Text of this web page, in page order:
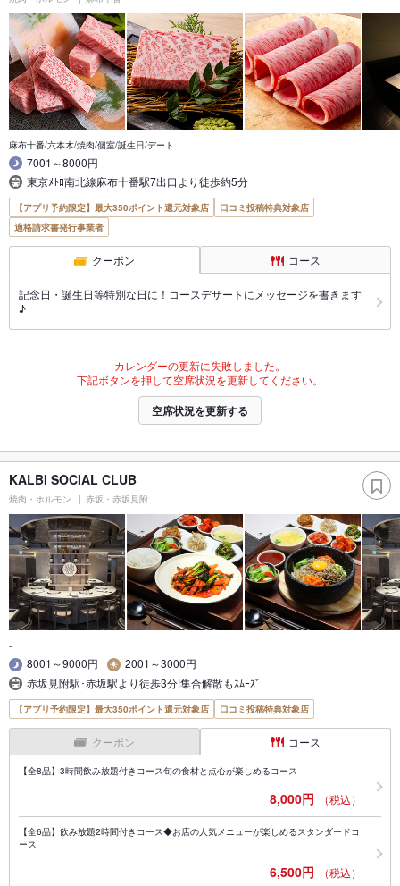
麻布十番/六本木/焼肉/個室/誕生日/デート
7001～8000円
東京ﾒﾄﾛ南北線麻布十番駅7出口より徒歩約5分
【アプリ予約限定】最大350ポイント還元対象店
口コミ投稿特典対象店
適格請求書発行事業者
クーポン コース
記念日・誕生日等特別な日に！コースデザートにメッセージを書きます
♪
カレンダーの更新に失敗しました。
下記ボタンを押して空席状況を更新してください。
空席状況を更新する
KALBI SOCIAL CLUB
焼肉・ホルモン 赤坂・赤坂見附
-
8001～9000円
2001～3000円
赤坂見附駅･赤坂駅より徒歩3分!集合解散もｽﾑｰｽﾞ
【アプリ予約限定】最大350ポイント還元対象店 口コミ投稿特典対象店
クーポン コース
【全8品】3時間飲み放題付きコース旬の食材と点心が楽しめるコース
8,000円 （税込）
【全6品】飲み放題2時間付きコース◆お店の人気メニューが楽しめるスタンダードコ
ース
6,500円 （税込）